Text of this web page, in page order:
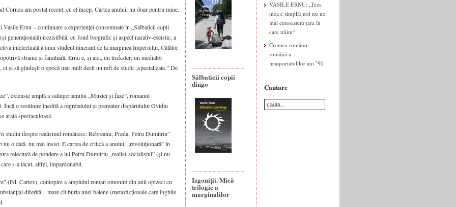
Cornea am postat recent; cu el încep. Cartea anului, nu doar pentru mine.
Vasile Ernu – continuare a experienței consemnate în „Sălbaticii copii
generațională) irezistibilă, cu fond biografic și aspect narativ-eseistic, a
intelectuală a unui student itinerant de la marginea Imperiului. Călător
stranie și familiară, Ernu e, și aici, un trickster; un mediator
ci și să gîndești o epocă mai mult decît un raft de studii „specializate.” De
extensie amplă a salingerianului „Muzici și faze”, romanul
Încă o restituire inedită a regretatului și prematur dispărutului Ovidiu
arată spectaculoasă.
studiu despre realismul românesc: Rebreanu, Preda, Petru Dumitriu”
o dată, nu mai insist. E cartea de critică a anului, „revoluționară” în
relectură de pondere a lui Petru Dumitriu „realist-socialistul” (și nu
s-a tăcut, altfel, impardonabil.
(Ed. Cartex), contopire a amplului roman omonim din anii optzeci cu
diferită – mare cît burta unei balene (meta)ficționale care înghite
Sălbaticii copii
dingo
Izgoniții. Mică
trilogie a
marginalilor
VASILE ERNU: „Teza
mea e simplă: noi nu ne
mai cunoaștem țara în
care trăim“
Cronica româno-
română a
insuportabililor ani ’90
Cautare